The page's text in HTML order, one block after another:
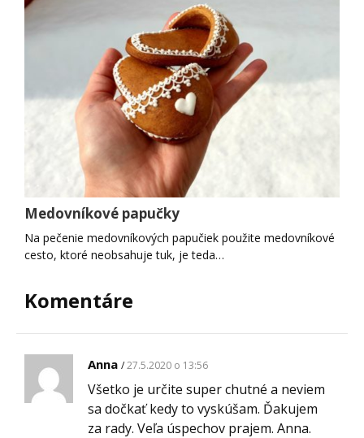
Medovníkové papučky
Na pečenie medovníkových papučiek použite medovníkové
cesto, ktoré neobsahuje tuk, je teda…
Komentáre
Anna 27.5.2020 o 13:56
Všetko je určite super chutné a neviem
sa dočkať kedy to vyskúšam. Ďakujem
za rady. Veľa úspechov prajem. Anna.